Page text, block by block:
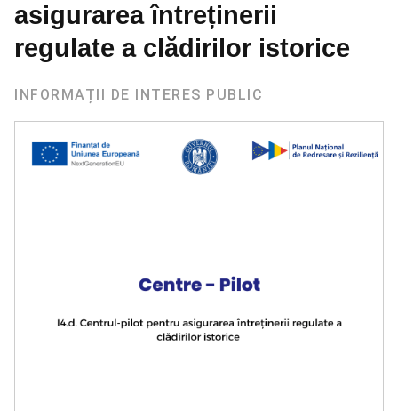
asigurarea întreținerii
regulate a clădirilor istorice
INFORMAȚII DE INTERES PUBLIC